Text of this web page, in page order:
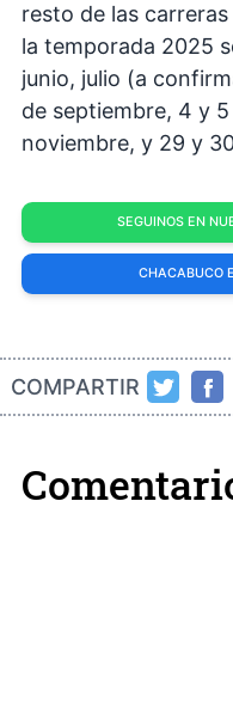
resto de las
la temporada 2025
junio, julio (a
de septiembre, 4 y
noviembre, y 29 y
SEGUINOS EN
CHACABUCO
COMPARTIR